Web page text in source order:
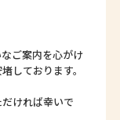
ご案内を心がけ
しております。
ければ幸いで